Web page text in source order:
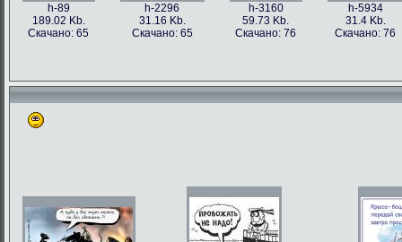
h-89
189.02 Kb.
Скачано: 65
h-2296
31.16 Kb.
Скачано: 65
h-3160
59.73 Kb.
Скачано: 76
h-5934
31.4 Kb.
Скачано: 76